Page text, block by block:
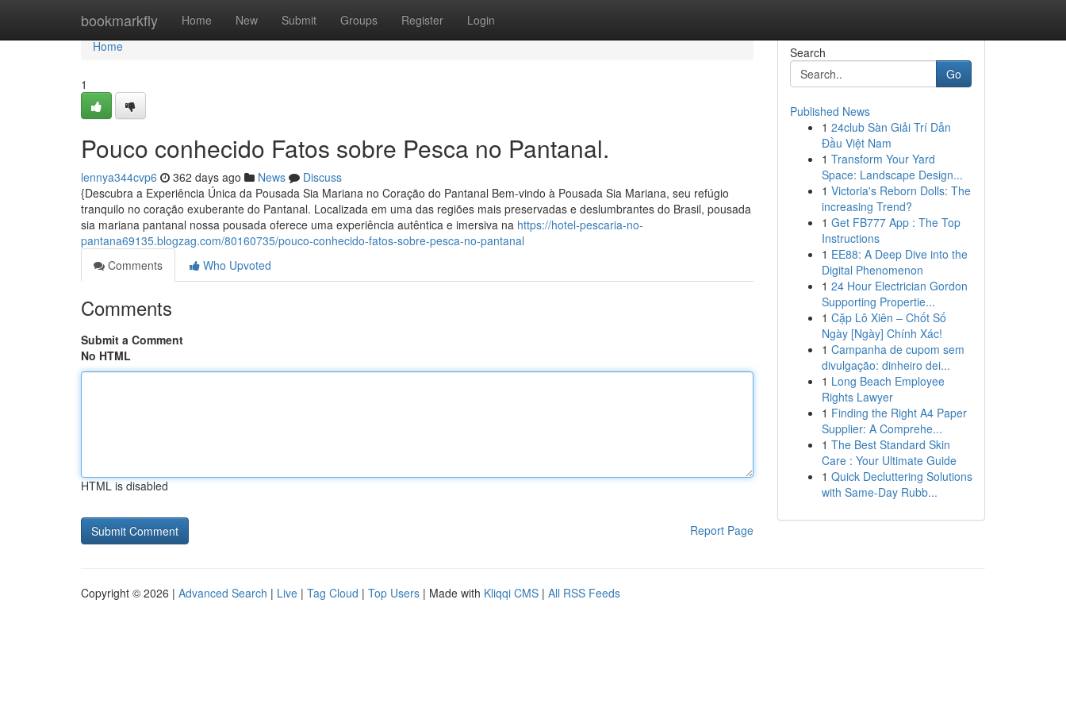
bookmarkfly Home New Submit Groups Register Login
Home
Home
1
Pouco conhecido Fatos sobre Pesca no Pantanal.
lennya344cvp6 362 days ago News
Discuss
{Descubra a Experiência Única da Pousada Sia Mariana no Coração do Pantanal Bem-vindo à Pousada Sia Mariana, seu refúgio
tranquilo no coração exuberante do Pantanal. Localizada em uma das regiões mais preservadas e deslumbrantes do Brasil, pousada
sia mariana pantanal nossa pousada oferece uma experiência autêntica e imersiva na https://hotel-pescaria-no-
pantana69135.blogzag.com/80160735/pouco-conhecido-fatos-sobre-pesca-no-pantanal
Comments
Who Upvoted
Comments
Submit a Comment
No HTML
HTML is disabled
Report Page
Search
Go
Published News
1 24club Sàn Giải Trí Dẫn
Đầu Việt Nam
1 Transform Your Yard
Space: Landscape Design...
1 Victoria's Reborn Dolls: The
increasing Trend?
1 Get FB777 App : The Top
Instructions
1 EE88: A Deep Dive into the
Digital Phenomenon
1 24 Hour Electrician Gordon
Supporting Propertie...
1 Cặp Lô Xiên – Chốt Số
Ngày [Ngày] Chính Xác!
1 Campanha de cupom sem
divulgação: dinheiro dei...
1 Long Beach Employee
Rights Lawyer
1 Finding the Right A4 Paper
Supplier: A Comprehe...
1 The Best Standard Skin
Care : Your Ultimate Guide
1 Quick Decluttering Solutions
with Same-Day Rubb...
Copyright © 2026 | Advanced Search | Live | Tag Cloud | Top Users | Made with Kliqqi CMS | All RSS Feeds